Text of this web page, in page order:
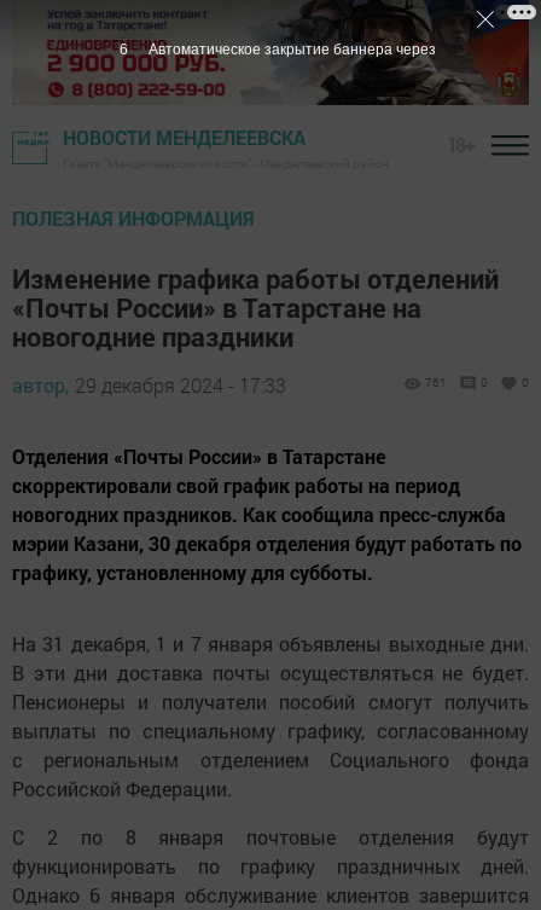
НОВОСТИ МЕНДЕЛЕЕВСКА
ПОЛЕЗНАЯ ИНФОРМАЦИЯ
Изменение графика работы отделений
«Почты России» в Татарстане на
новогодние праздники
автор, 29 декабря 2024 - 17:33 761 0 0
Отделения «Почты России» в Татарстане
скорректировали свой график работы на период
новогодних праздников. Как сообщила пресс-служба
мэрии Казани, 30 декабря отделения будут работать по
графику, установленному для субботы.
На 31 декабря, 1 и 7 января объявлены выходные дни.
В эти дни доставка почты осуществляться не будет.
Пенсионеры и получатели пособий смогут получить
выплаты по специальному графику, согласованному
с региональным отделением Социального фонда
Российской Федерации.
С 2 по 8 января почтовые отделения будут
функционировать по графику праздничных дней.
Однако 6 января обслуживание клиентов завершится
6 Автоматическое закрытие баннера через